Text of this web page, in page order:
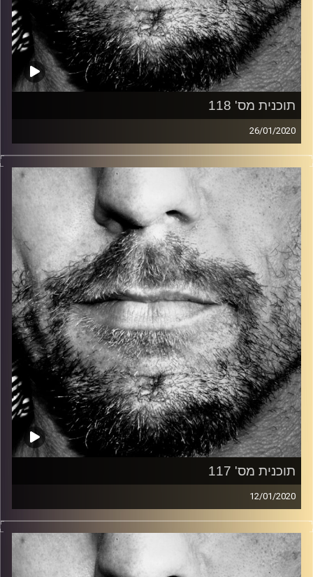
תוכנית מס' 118
26/01/2020
זיפים, מוזיקה מחוספסת של הופעות חיות. הרבה ג'אם, רוק,
בלוז, bluegrass, ג'אז, Fאנק, פרוגרסיב ואפילו אלקטרוניקה.
כל מה שחי, אמיתי ונושם.
עם שמוליק רגב.
קרדיט תמונות: David Goehring
תוכנית מס' 117
12/01/2020
זיפים, מוזיקה מחוספסת של הופעות חיות. הרבה ג'אם, רוק,
בלוז, bluegrass, ג'אז, Fאנק, פרוגרסיב ואפילו אלקטרוניקה.
כל מה שחי, אמיתי ונושם.
עם שמוליק רגב.